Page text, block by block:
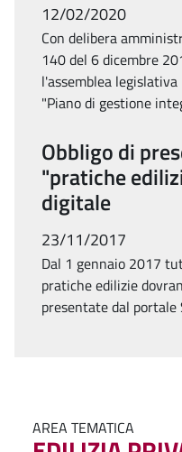
12/02/2020
Con delibera
140 del 6 dicembre
l'assemblea
"Piano di gestione
Obbligo di
"pratiche
digitale
23/11/2017
Dal 1 gennaio 2017
pratiche edilizie
presentate dal portale
AREA TEMATICA